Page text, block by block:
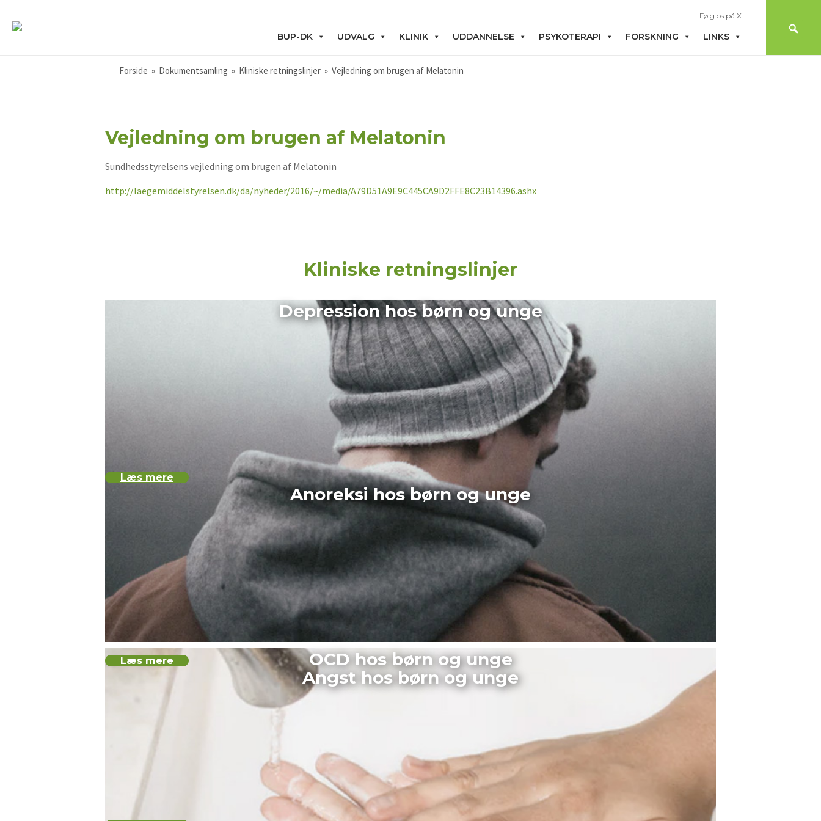
Følg os på X
BUP-DK UDVALG KLINIK UDDANNELSE PSYKOTERAPI FORSKNING LINKS
Forside » Dokumentsamling » Kliniske retningslinjer » Vejledning om brugen af Melatonin
Vejledning om brugen af Melatonin
Sundhedsstyrelsens vejledning om brugen af Melatonin
http://laegemiddelstyrelsen.dk/da/nyheder/2016/~/media/A79D51A9E9C445CA9D2FFE8C23B14396.ashx
Kliniske retningslinjer
Depression hos børn og unge
Læs mere
OCD hos børn og unge
Anoreksi hos børn og unge
Læs mere
Angst hos børn og unge